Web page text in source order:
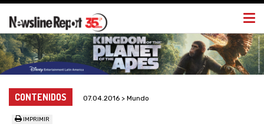
CONTENIDOS 07.04.2016 > Mundo
IMPRIMIR